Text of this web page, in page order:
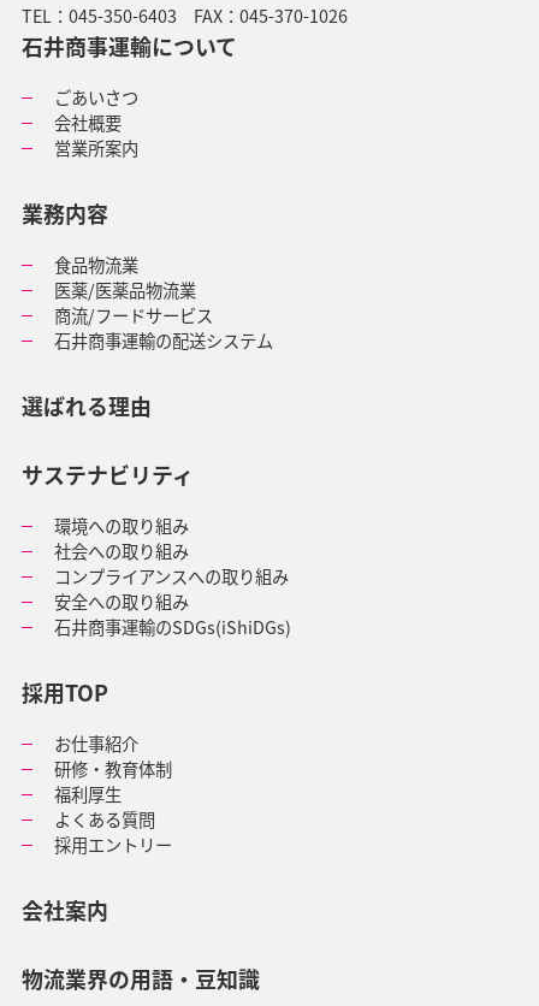
TEL： 045-350-6403 FAX：045-370-1026
石井商事運輸について
ごあいさつ
会社概要
営業所案内
業務内容
食品物流業
医薬/医薬品物流業
商流/フードサービス
石井商事運輸の配送システム
選ばれる理由
サステナビリティ
環境への取り組み
社会への取り組み
コンプライアンスへの取り組み
安全への取り組み
石井商事運輸のSDGs(iShiDGs)
採用TOP
お仕事紹介
研修・教育体制
福利厚生
よくある質問
採用エントリー
会社案内
物流業界の用語・豆知識